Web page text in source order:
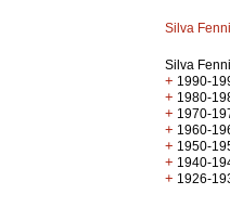
Silva
Silva
+ 1990-
+ 1980-
+ 1970-
+ 1960-
+ 1950-
+ 1940-
+ 1926-